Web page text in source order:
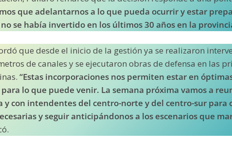
que adelantarnos a lo que pueda ocurrir y estar
se había invertido en los últimos 30 años en la
que desde el inicio de la gestión ya se realizaron
de canales y se ejecutaron obras de defensa en las
“Estas incorporaciones nos permiten estar en
lo que puede venir. La semana próxima vamos a
y con intendentes del centro-norte y del centro-sur para
y seguir anticipándonos a los escenarios que